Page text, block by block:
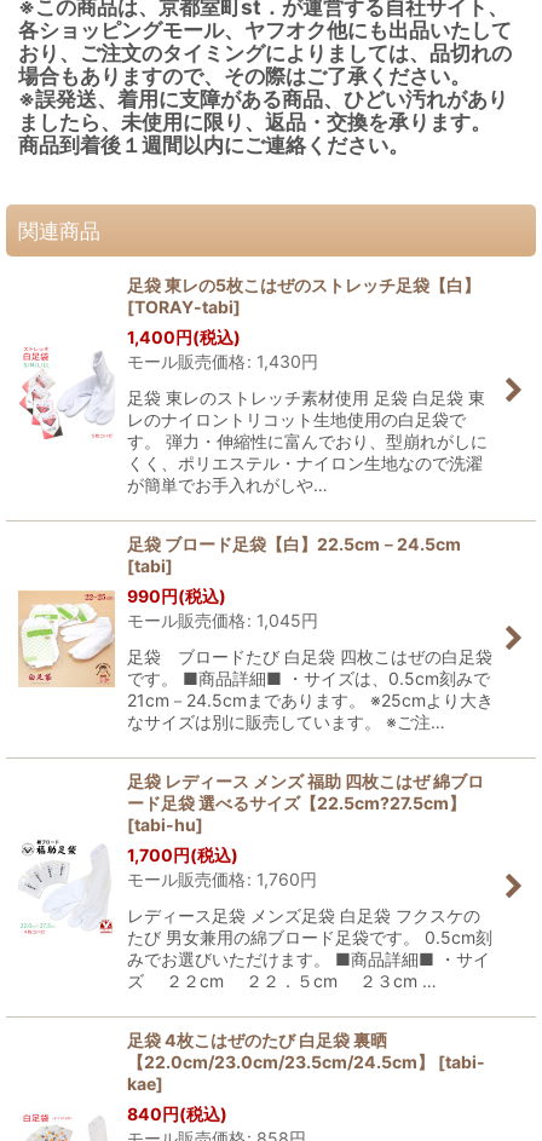
※この商品は、京都室町st．が運営する自社サイト、
各ショッピングモール、ヤフオク他にも出品いたして
おり、ご注文のタイミングによりましては、品切れの
場合もありますので、その際はご了承ください。
※誤発送、着用に支障がある商品、ひどい汚れがあり
ましたら、未使用に限り、返品・交換を承ります。
商品到着後１週間以内にご連絡ください。
関連商品
足袋 東レの5枚こはぜのストレッチ足袋【白】
[TORAY-tabi]
1,400円(税込)
モール販売価格: 1,430円
足袋 東レのストレッチ素材使用 足袋 白足袋 東
レのナイロントリコット生地使用の白足袋で
す。 弾力・伸縮性に富んでおり、型崩れがしに
くく、ポリエステル・ナイロン生地なので洗濯
が簡単でお手入れがしや…
足袋 ブロード足袋【白】22.5cm－24.5cm
[tabi]
990円(税込)
モール販売価格: 1,045円
足袋 ブロードたび 白足袋 四枚こはぜの白足袋
です。 ■商品詳細■ ・サイズは、0.5cm刻みで
21cm－24.5cmまであります。 ※25cmより大き
なサイズは別に販売しています。 ※ご注…
足袋 レディース メンズ 福助 四枚こはぜ 綿ブロ
ード足袋 選べるサイズ【22.5cm?27.5cm】
[tabi-hu]
1,700円(税込)
モール販売価格: 1,760円
レディース足袋 メンズ足袋 白足袋 フクスケの
たび 男女兼用の綿ブロード足袋です。 0.5cm刻
みでお選びいただけます。 ■商品詳細■ ・サイ
ズ ２２cm ２２．５cm ２３cm …
足袋 4枚こはぜのたび 白足袋 裏晒
【22.0cm/23.0cm/23.5cm/24.5cm】
[tabi-
kae]
840円(税込)